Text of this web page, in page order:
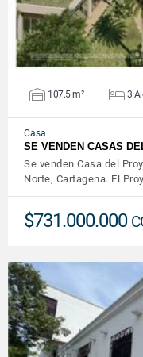
107.5 m² 3
Casa
SE VENDEN CASAS
Se venden Casa del
Norte, Cartagena. El
$731.000.000